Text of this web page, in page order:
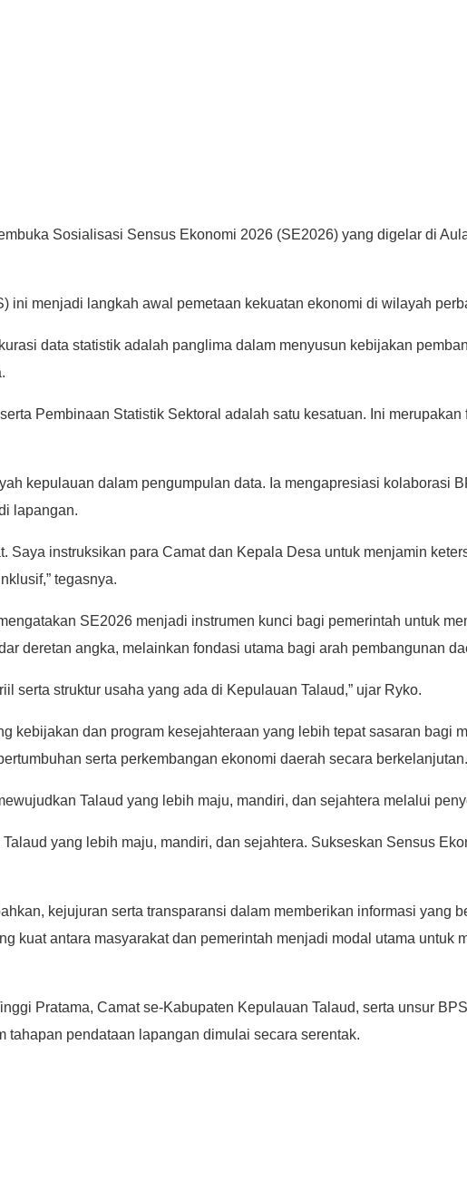
Sosialisasi Sensus Ekonomi 2026 (SE2026) yang digelar di
ini menjadi langkah awal pemetaan kekuatan ekonomi di wilayah
data statistik adalah panglima dalam menyusun kebijakan
Pembinaan Statistik Sektoral adalah satu kesatuan. Ini
kepulauan dalam pengumpulan data. Ia mengapresiasi kolaborasi
lapangan.
Saya instruksikan para Camat dan Kepala Desa untuk menjamin
tegasnya.
SE2026 menjadi instrumen kunci bagi pemerintah untuk
deretan angka, melainkan fondasi utama bagi arah pembangunan
serta struktur usaha yang ada di Kepulauan Talaud,” ujar Ryko.
kebijakan dan program kesejahteraan yang lebih tepat sasaran bagi
serta perkembangan ekonomi daerah secara berkelanjutan.
Talaud yang lebih maju, mandiri, dan sejahtera melalui
yang lebih maju, mandiri, dan sejahtera. Sukseskan Sensus
kejujuran serta transparansi dalam memberikan informasi yang
kuat antara masyarakat dan pemerintah menjadi modal utama untuk
Pratama, Camat se-Kabupaten Kepulauan Talaud, serta unsur
pendataan lapangan dimulai secara serentak.